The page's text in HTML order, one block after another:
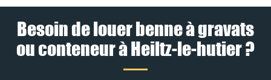
Besoin de louer benne à gravats
ou conteneur à Heiltz-le-hutier ?